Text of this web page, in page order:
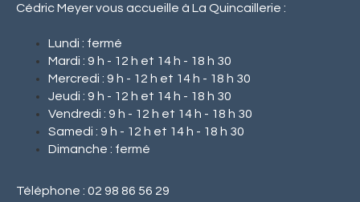
Cédric Meyer vous accueille à La Quincaillerie :
Lundi : fermé
Mardi : 9 h - 12 h et 14 h - 18 h 30
Mercredi : 9 h - 12 h et 14 h - 18 h 30
Jeudi : 9 h - 12 h et 14 h - 18 h 30
Vendredi : 9 h - 12 h et 14 h - 18 h 30
Samedi : 9 h - 12 h et 14 h - 18 h 30
Dimanche : fermé
Téléphone : 02 98 86 56 29